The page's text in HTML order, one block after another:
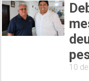
10